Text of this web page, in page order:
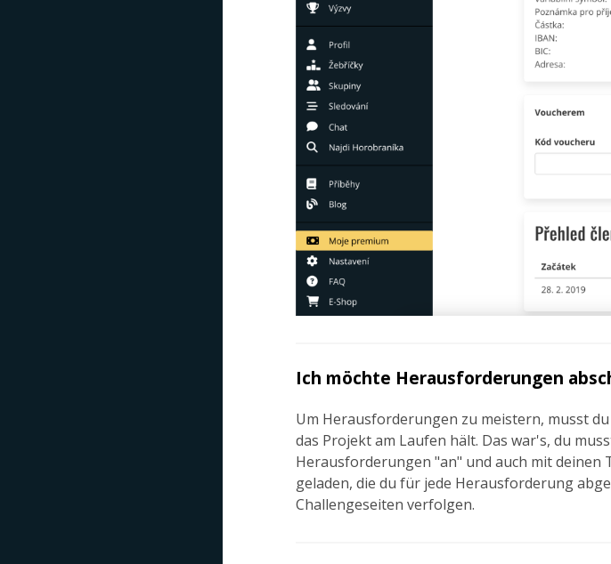
Ich möchte Herausforderungen
Um Herausforderungen zu meistern, musst du
das Projekt am Laufen hält. Das war's, du
Herausforderungen "an" und auch mit deinen
geladen, die du für jede Herausforderung
Challengeseiten verfolgen.